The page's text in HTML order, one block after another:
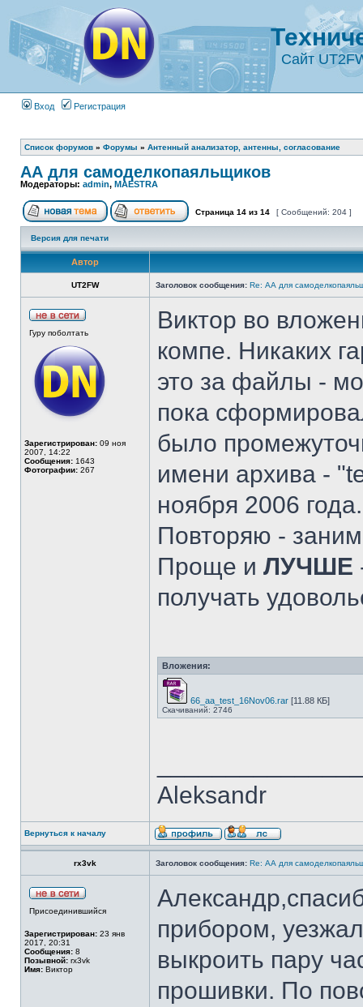
Сайт
Вход Регистрация
Список форумов » Форумы » Антенный анализатор, антенны, согласование
АА для самоделкопаяльщиков
Модераторы: admin, MAESTRA
Страница 14 из 14 [ Сообщений: 204 ]
Версия для печати
Автор
UT2FW Заголовок сообщения: Re: АА для
Гуру поболтать
Зарегистрирован: 09 ноя
2007, 14:22
Сообщения: 1643
Фотографии: 267
Виктор во
компе. Никаких
это за файлы -
пока
было
имени архива -
ноября 2006 года.
Повторяю -
Проще и ЛУЧШЕ
получать
Вложения:
66_aa_test_16Nov06.rar [11.88 КБ]
Скачиваний: 2746
Aleksandr
Вернуться к началу
rx3vk Заголовок сообщения: Re: АА для
Присоединившийся
Зарегистрирован: 23 янв
2017, 20:31
Сообщения: 8
Позывной: rx3vk
Имя: Виктор
прибором,
выкроить пару
прошивки. По